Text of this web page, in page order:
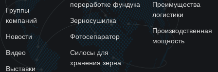
Группы
компаний
Новости
Видео
Выставки
переработке фундука
Зерносушилка
Фотосепаратор
Силосы для
хранения зерна
Преимущества
логистики
Производственная
мощность